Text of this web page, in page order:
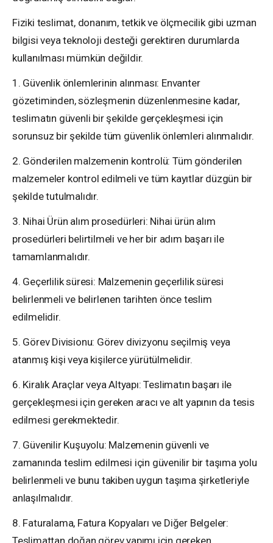
Fiziki teslimat, donanım, tetkik ve ölçmecilik gibi uzman
bilgisi veya teknoloji desteği gerektiren durumlarda
kullanılması mümkün değildir.
1. Güvenlik önlemlerinin alınması: Envanter
gözetiminden, sözleşmenin düzenlenmesine kadar,
teslimatın güvenli bir şekilde gerçekleşmesi için
sorunsuz bir şekilde tüm güvenlik önlemleri alınmalıdır.
2. Gönderilen malzemenin kontrolü: Tüm gönderilen
malzemeler kontrol edilmeli ve tüm kayıtlar düzgün bir
şekilde tutulmalıdır.
3. Nihai Ürün alım prosedürleri: Nihai ürün alım
prosedürleri belirtilmeli ve her bir adım başarı ile
tamamlanmalıdır.
4. Geçerlilik süresi: Malzemenin geçerlilik süresi
belirlenmeli ve belirlenen tarihten önce teslim
edilmelidir.
5. Görev Divisionu: Görev divizyonu seçilmiş veya
atanmış kişi veya kişilerce yürütülmelidir.
6. Kiralık Araçlar veya Altyapı: Teslimatın başarı ile
gerçekleşmesi için gereken aracı ve alt yapının da tesis
edilmesi gerekmektedir.
7. Güvenilir Kuşuyolu: Malzemenin güvenli ve
zamanında teslim edilmesi için güvenilir bir taşıma yolu
belirlenmeli ve bunu takiben uygun taşıma şirketleriyle
anlaşılmalıdır.
8. Faturalama, Fatura Kopyaları ve Diğer Belgeler:
Teslimattan doğan görev yapımı için gereken